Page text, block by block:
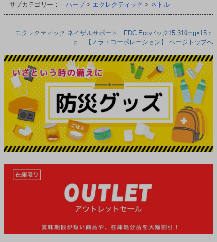
サブカテゴリー： ハーブ > エクレクティック > ネトル
エクレクティック ネイザルサポート FDC Ecoパック15 310mg×15ｃ
ｐ 【ノラ・コーポレーション】 ページトップへ